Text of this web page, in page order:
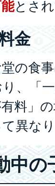
とされ
金
の食事
、「
料」
異なり
中の